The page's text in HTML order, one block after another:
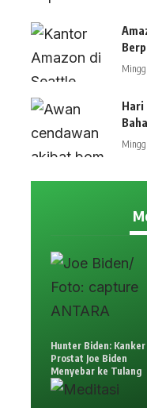
Hari
Hunter Biden: Kanker
Prostat Joe Biden
Menyebar ke Tulang